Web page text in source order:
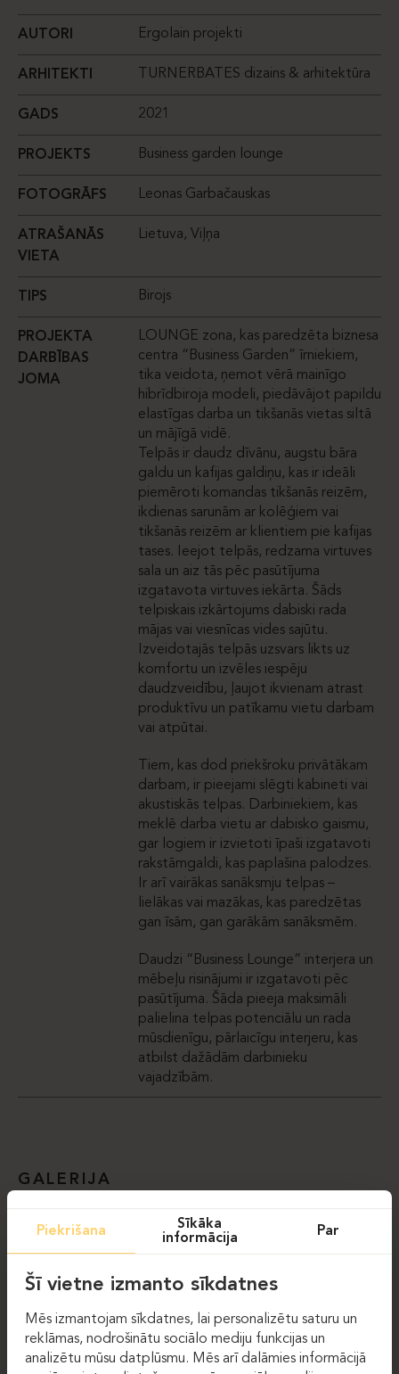
AUTORI Ergolain projekti
ARHITEKTI TURNERBATES dizains & arhitektūra
GADS 2021
PROJEKTS Business garden lounge
FOTOGRĀFS Leonas Garbačauskas
ATRAŠANĀS
VIETA
Lietuva, Viļņa
TIPS Birojs
PROJEKTA
DARBĪBAS
JOMA
LOUNGE zona, kas paredzēta biznesa
centra “Business Garden” īrniekiem,
tika veidota, ņemot vērā mainīgo
hibrīdbiroja modeli, piedāvājot papildu
elastīgas darba un tikšanās vietas siltā
un mājīgā vidē.
Telpās ir daudz dīvānu, augstu bāra
galdu un kafijas galdiņu, kas ir ideāli
piemēroti komandas tikšanās reizēm,
ikdienas sarunām ar kolēģiem vai
tikšanās reizēm ar klientiem pie kafijas
tases. Ieejot telpās, redzama virtuves
sala un aiz tās pēc pasūtījuma
izgatavota virtuves iekārta. Šāds
telpiskais izkārtojums dabiski rada
mājas vai viesnīcas vides sajūtu.
Izveidotajās telpās uzsvars likts uz
komfortu un izvēles iespēju
daudzveidību, ļaujot ikvienam atrast
produktīvu un patīkamu vietu darbam
vai atpūtai.
Tiem, kas dod priekšroku privātākam
darbam, ir pieejami slēgti kabineti vai
akustiskās telpas. Darbiniekiem, kas
meklē darba vietu ar dabisko gaismu,
gar logiem ir izvietoti īpaši izgatavoti
rakstāmgaldi, kas paplašina palodzes.
Ir arī vairākas sanāksmju telpas –
lielākas vai mazākas, kas paredzētas
gan īsām, gan garākām sanāksmēm.
Daudzi “Business Lounge” interjera un
mēbeļu risinājumi ir izgatavoti pēc
pasūtījuma. Šāda pieeja maksimāli
palielina telpas potenciālu un rada
mūsdienīgu, pārlaicīgu interjeru, kas
atbilst dažādām darbinieku
vajadzībām.
GALERIJA
Piekrišana
Sīkāka
informācija
Par
Šī vietne izmanto sīkdatnes
Mēs izmantojam sīkdatnes, lai personalizētu saturu un
reklāmas, nodrošinātu sociālo mediju funkcijas un
analizētu mūsu datplūsmu. Mēs arī dalāmies informācijā